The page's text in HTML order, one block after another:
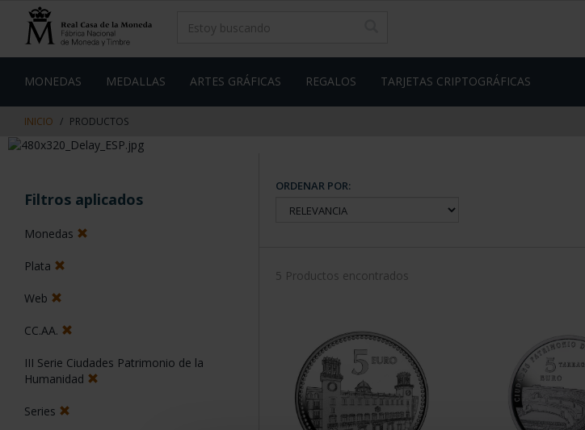
contenido
de
MONEDAS MEDALLAS ARTES GRÁFICAS REGALOS TARJETAS CRIPTOGRÁFICAS
INICIO PRODUCTOS
Filtros aplicados
Monedas
Plata
Web
CC.AA.
III Serie Ciudades Patrimonio de la
Humanidad
Series
ORDENAR POR:
5 Productos encontrados